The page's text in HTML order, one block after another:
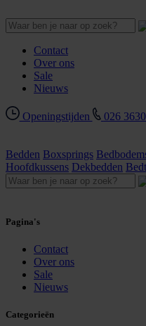
Contact
Over ons
Sale
Nieuws
Openingstijden 026
Bedden Boxsprings
Hoofdkussens Dekbedden
Pagina's
Contact
Over ons
Sale
Nieuws
Categorieën